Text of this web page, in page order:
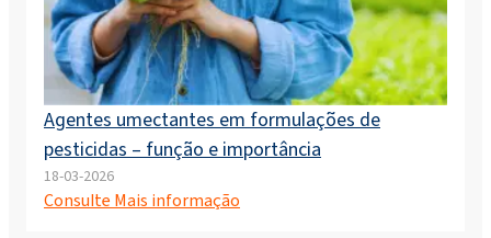
Agentes umectantes em formulações de
pesticidas – função e importância
18-03-2026
Consulte Mais informação